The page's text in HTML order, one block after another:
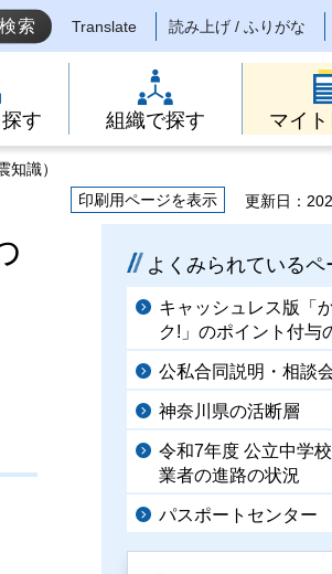
Translate 読み上げ / ふりがな
す 組織で探す マイ
識）
印刷用ページを表示
更新日：
よくみられているペ
キャッシュレス版「
ク!」のポイント付与
公私合同説明・相談
神奈川県の活断層
令和7年度 公立中学
業者の進路の状況
パスポートセンター